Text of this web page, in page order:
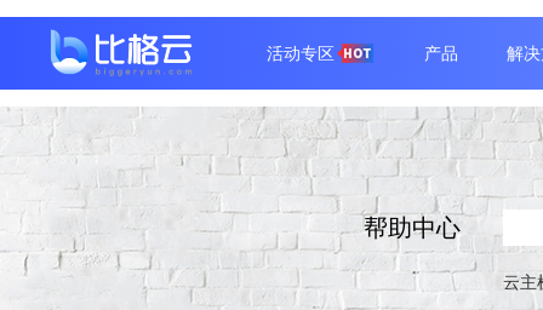
活动专区 产品 解
帮助中心
云主